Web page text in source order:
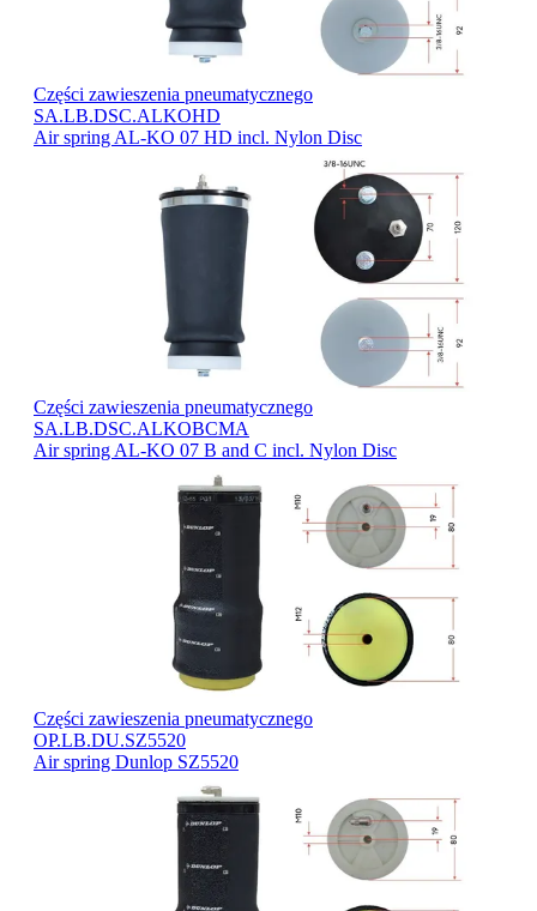
Części zawieszenia pneumatycznego
SA.LB.DSC.ALKOHD
Air spring AL-KO 07 HD incl. Nylon Disc
Części zawieszenia pneumatycznego
SA.LB.DSC.ALKOBCMA
Air spring AL-KO 07 B and C incl. Nylon Disc
Części zawieszenia pneumatycznego
OP.LB.DU.SZ5520
Air spring Dunlop SZ5520